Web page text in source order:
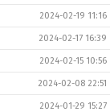
2024-02-19 11:16
2024-02-17 16:39
2024-02-15 10:56
2024-02-08 22:51
2024-01-29 15:27